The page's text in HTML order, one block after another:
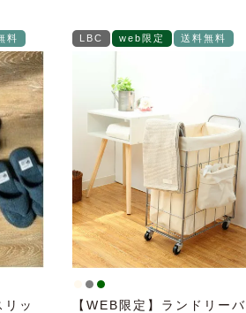
料
ッ
LBC web限定 送料無料
【WEB限定】ランドリーバ